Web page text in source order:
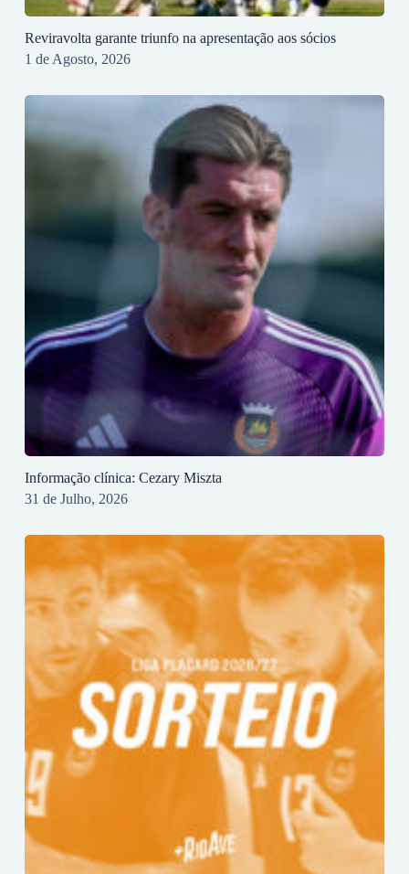
Reviravolta garante triunfo na apresentação aos sócios
1 de Agosto, 2026
Informação clínica: Cezary Miszta
31 de Julho, 2026